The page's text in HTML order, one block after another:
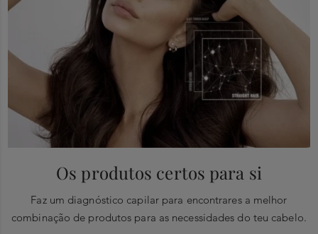
Os produtos certos para si
Faz um diagnóstico capilar para encontrares a melhor
combinação de produtos para as necessidades do teu cabelo.